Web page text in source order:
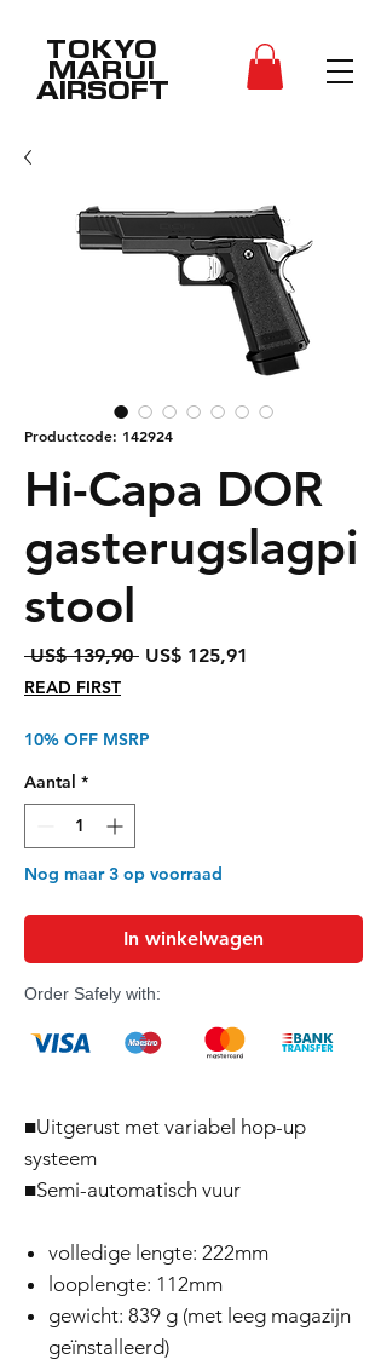
TOKYO
MARUI
AIRSOFT
Productcode: 142924
Hi-Capa DOR
gasterugslagpi
stool
US$ 139,90 Normale
US$ 125,91
READ FIRST
10% OFF MSRP
Aantal *
Nog maar 3 op voorraad
In winkelwagen
Order Safely with:
■Uitgerust met variabel hop-up
systeem
■Semi-automatisch vuur
volledige lengte: 222mm
looplengte: 112mm
gewicht: 839 g (met leeg magazijn
geïnstalleerd)